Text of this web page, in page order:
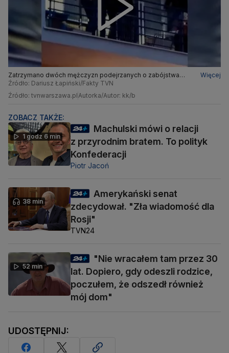
Zatrzymano dwóch mężczyzn podejrzanych o zabójstwa
seniorek w Warszawie. Jest nagranie z akcji policji
Więcej
Źródło: Dariusz Łapiński/Fakty TVN
Źródło: tvnwarszawa.plAutorka/Autor: kk/b
ZOBACZ TAKŻE:
1 godz 6 min
Machulski mówi o relacji
z przyrodnim bratem. To polityk
Konfederacji
Piotr Jacoń
38 min
Amerykański senat
zdecydował. "Zła wiadomość dla
Rosji"
TVN24
52 min
"Nie wracałem tam przez 30
lat. Dopiero, gdy odeszli rodzice,
poczułem, że odszedł również
mój dom"
UDOSTĘPNIJ: